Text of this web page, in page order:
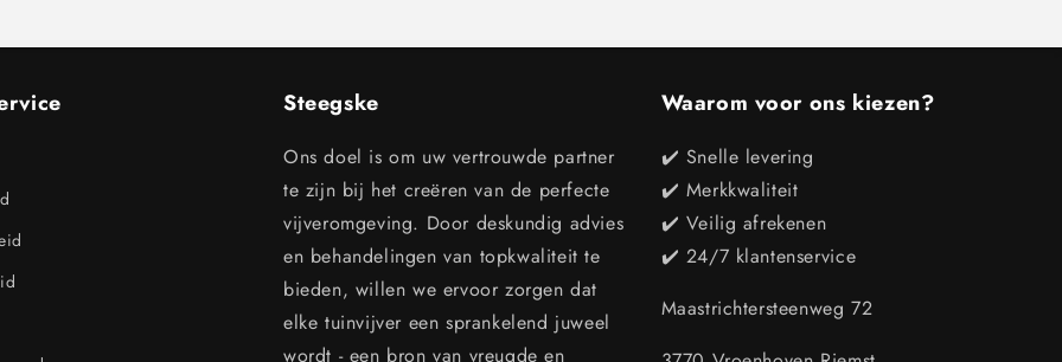
Steegske
Ons doel is om uw vertrouwde partner
te zijn bij het creëren van de perfecte
vijveromgeving. Door deskundig advies
en behandelingen van topkwaliteit te
bieden, willen we ervoor zorgen dat
elke tuinvijver een sprankelend juweel
wordt - een bron van vreugde en
Waarom voor ons kiezen?
✔️ Snelle levering
✔️ Merkkwaliteit
✔️ Veilig afrekenen
✔️ 24/7 klantenservice
Maastrichtersteenweg 72